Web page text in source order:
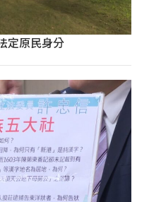
定原民身分